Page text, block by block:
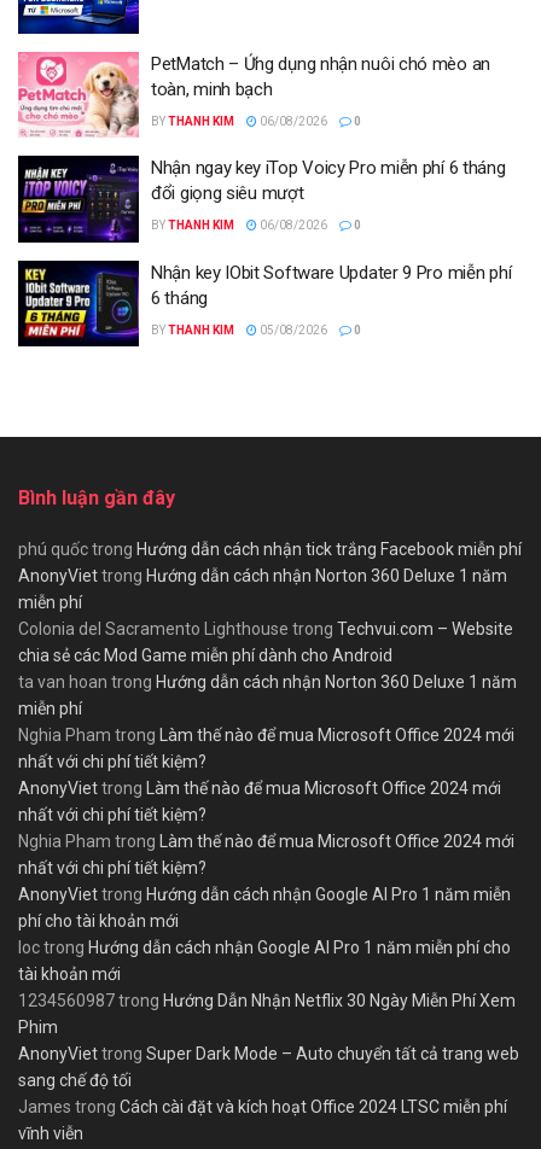
PetMatch – Ứng dụng nhận nuôi chó mèo an
toàn, minh bạch
BYTHANH KIM 06/08/2026 0
Nhận ngay key iTop Voicy Pro miễn phí 6 tháng
đổi giọng siêu mượt
BYTHANH KIM 06/08/2026 0
Nhận key IObit Software Updater 9 Pro miễn phí
6 tháng
BYTHANH KIM 05/08/2026 0
Bình luận gần đây
phú quốctrong Hướng dẫn cách nhận tick trắng Facebook miễn phí
AnonyViettrong Hướng dẫn cách nhận Norton 360 Deluxe 1 năm
miễn phí
Colonia del Sacramento Lighthouse trong Techvui.com – Website
chia sẻ các Mod Game miễn phí dành cho Android
ta van hoan trong Hướng dẫn cách nhận Norton 360 Deluxe 1 năm
miễn phí
Nghia Pham trong Làm thế nào để mua Microsoft Office 2024 mới
nhất với chi phí tiết kiệm?
AnonyViettrong Làm thế nào để mua Microsoft Office 2024 mới
nhất với chi phí tiết kiệm?
Nghia Pham trong Làm thế nào để mua Microsoft Office 2024 mới
nhất với chi phí tiết kiệm?
AnonyViettrong Hướng dẫn cách nhận Google AI Pro 1 năm miễn
phí cho tài khoản mới
loctrong Hướng dẫn cách nhận Google AI Pro 1 năm miễn phí cho
tài khoản mới
1234560987trong Hướng Dẫn Nhận Netflix 30 Ngày Miễn Phí Xem
Phim
AnonyViettrong Super Dark Mode – Auto chuyển tất cả trang web
sang chế độ tối
James trong Cách cài đặt và kích hoạt Office 2024 LTSC miễn phí
vĩnh viễn